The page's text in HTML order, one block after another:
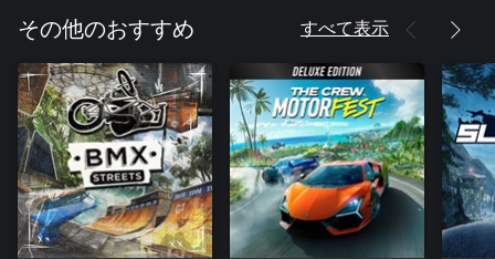
その他のおすすめ すべて表示